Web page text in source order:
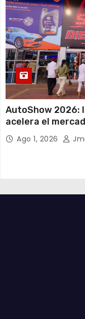
AutoShow 2026:
acelera el
Ago 1, 2026